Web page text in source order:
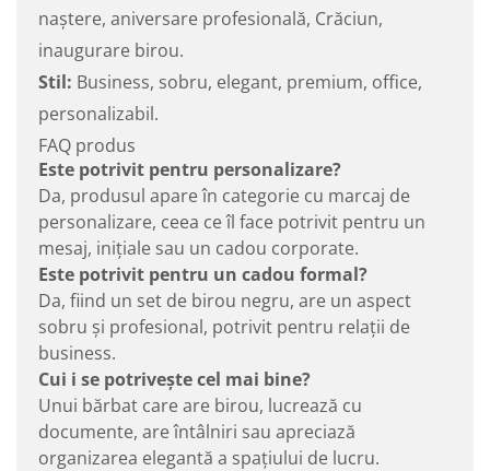
naștere, aniversare profesională, Crăciun,
inaugurare birou.
Stil: Business, sobru, elegant, premium, office,
personalizabil.
FAQ produs
Este potrivit pentru personalizare?
Da, produsul apare în categorie cu marcaj de
personalizare, ceea ce îl face potrivit pentru un
mesaj, inițiale sau un cadou corporate.
Este potrivit pentru un cadou formal?
Da, fiind un set de birou negru, are un aspect
sobru și profesional, potrivit pentru relații de
business.
Cui i se potrivește cel mai bine?
Unui bărbat care are birou, lucrează cu
documente, are întâlniri sau apreciază
organizarea elegantă a spațiului de lucru.